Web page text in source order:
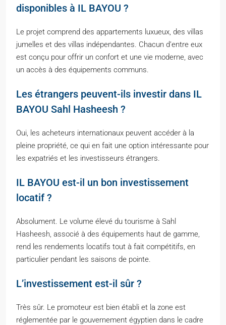
disponibles à IL BAYOU ?
Le projet comprend des appartements luxueux, des villas
jumelles et des villas indépendantes. Chacun d’entre eux
est conçu pour offrir un confort et une vie moderne, avec
un accès à des équipements communs.
Les étrangers peuvent-ils investir dans IL
BAYOU Sahl Hasheesh ?
Oui, les acheteurs internationaux peuvent accéder à la
pleine propriété, ce qui en fait une option intéressante pour
les expatriés et les investisseurs étrangers.
IL BAYOU est-il un bon investissement
locatif ?
Absolument. Le volume élevé du tourisme à Sahl
Hasheesh, associé à des équipements haut de gamme,
rend les rendements locatifs tout à fait compétitifs, en
particulier pendant les saisons de pointe.
L’investissement est-il sûr ?
Très sûr. Le promoteur est bien établi et la zone est
réglementée par le gouvernement égyptien dans le cadre